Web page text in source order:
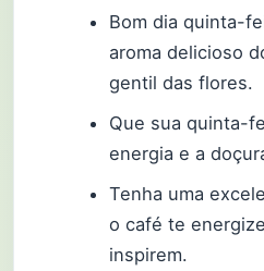
Bom dia quinta-
aroma delicioso
gentil das flores.
Que sua quinta-
energia e a
Tenha uma
o café te
inspirem.